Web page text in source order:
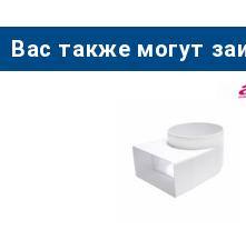
Вас также могут